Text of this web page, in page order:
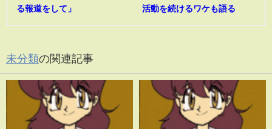
る報道をして」
活動を続けるワケも語る
未分類の関連記事